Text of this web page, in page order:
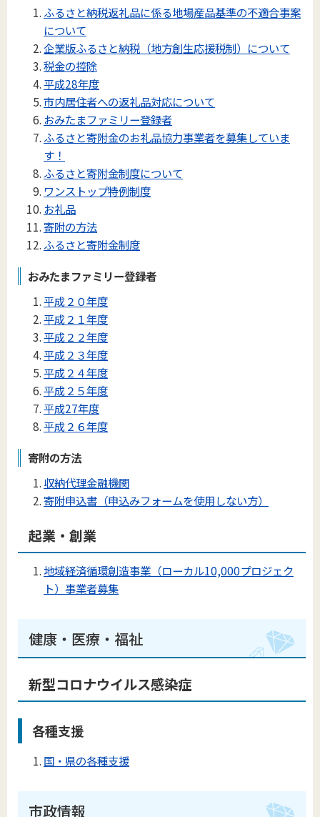
ふるさと納税返礼品に係る地場産品基準の不適合事案
について
企業版ふるさと納税（地方創生応援税制）について
税金の控除
平成28年度
市内居住者への返礼品対応について
おみたまファミリー登録者
ふるさと寄附金のお礼品協力事業者を募集していま
す！
ふるさと寄附金制度について
ワンストップ特例制度
お礼品
寄附の方法
ふるさと寄附金制度
おみたまファミリー登録者
平成２０年度
平成２１年度
平成２２年度
平成２３年度
平成２４年度
平成２５年度
平成27年度
平成２６年度
寄附の方法
収納代理金融機関
寄附申込書（申込みフォームを使用しない方）
起業・創業
地域経済循環創造事業（ローカル10,000プロジェク
ト）事業者募集
健康・医療・福祉
新型コロナウイルス感染症
各種支援
国・県の各種支援
市政情報